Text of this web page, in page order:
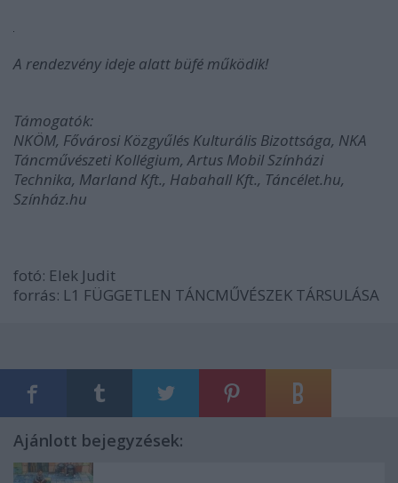
A rendezvény ideje alatt büfé működik!
Támogatók:
NKÖM, Fővárosi Közgyűlés Kulturális Bizottsága, NKA
Táncművészeti Kollégium, Artus Mobil Színházi
Technika, Marland Kft., Habahall Kft., Táncélet.hu,
Színház.hu
fotó: Elek Judit
forrás: L1 FÜGGETLEN TÁNCMŰVÉSZEK TÁRSULÁSA
Ajánlott bejegyzések: